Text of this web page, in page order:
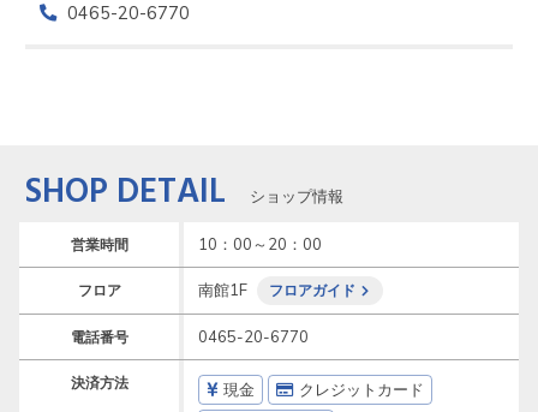
0465-20-6770
SHOP DETAIL ショップ情報
営業時間 10：00～20：00
フロア 南館1F フロアガイド
電話番号 0465-20-6770
決済方法 現金
クレジットカード